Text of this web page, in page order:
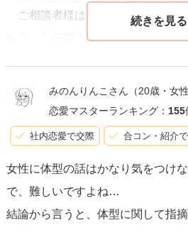
ご相談者様は、仕事で取引先の
か？」と質問されますか？
言っては失礼にあたるからです。
どうかアプリのお相手にも節度
⑵太っている体型を自慢に思ってい
健康的だと考えている人も少ない
みのんりんこさん （20歳・女
恋愛マスターランキング： 155
社内恋愛で交際 合コン・紹介
女性に体型の話はかなり気をつけ
で、難しいですよね…
結論から言うと、体型に関して指